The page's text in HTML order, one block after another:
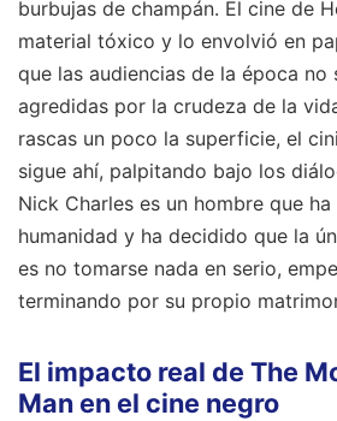
burbujas de champán. El cine de
material tóxico y lo envolvió en
que las audiencias de la época no
agredidas por la crudeza de la
rascas un poco la superficie, el
sigue ahí, palpitando bajo los
Nick Charles es un hombre que
humanidad y ha decidido que la
es no tomarse nada en serio,
terminando por su propio
El impacto real de The
Man en el cine negro